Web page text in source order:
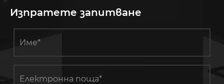
Изпратете запитване